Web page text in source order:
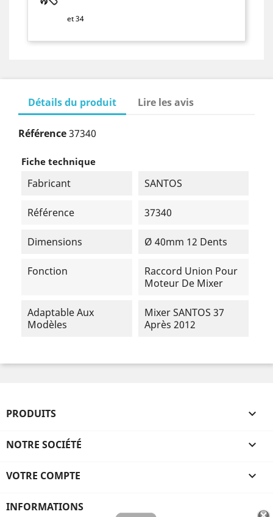
et 34
Détails du produit Lire les avis
Référence37340
Fiche technique
Fabricant SANTOS
Référence 37340
Dimensions Ø 40mm 12 Dents
Fonction
Raccord Union Pour
Moteur De Mixer
Adaptable Aux
Modèles
Mixer SANTOS 37
Après 2012
PRODUITS 
NOTRE SOCIÉTÉ 
VOTRE COMPTE 
INFORMATIONS